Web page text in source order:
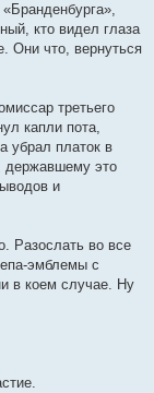
кто видел глаза
Они что, вернуться
третьего
капли пота,
убрал платок в
державшему это
и
Разослать во все
эмблемы с
в коем случае. Ну